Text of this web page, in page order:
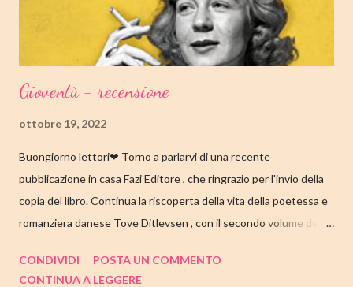
che una sua poesi...
Gioventù - recensione
ottobre 19, 2022
Buongiorno lettori❤ Torno a parlarvi di una recente
pubblicazione in casa Fazi Editore , che ringrazio per l'invio della
copia del libro. Continua la riscoperta della vita della poetessa e
romanziera danese Tove Ditlevsen , con il secondo volume della
come sempre, trovate tutte le mie impressioni al suo termine.
CONDIVIDI
POSTA UN COMMENTO
CONTINUA A LEGGERE